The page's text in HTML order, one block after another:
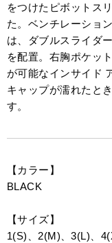
をつけたピボットス
た。ベンチレーショ
は、ダブルスライダ
を配置。右胸ポケッ
が可能なインサイド
キャップが濡れたと
す。
【カラー】
BLACK
【サイズ】
1(S)、2(M)、3(L)、